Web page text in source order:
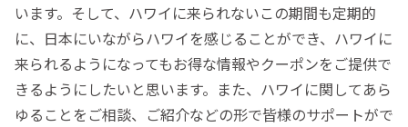
います。そして、ハワイに来られないこの期間も定期的
に、日本にいながらハワイを感じることができ、ハワイに
来られるようになってもお得な情報やクーポンをご提供で
きるようにしたいと思います。また、ハワイに関してあら
ゆることをご相談、ご紹介などの形で皆様のサポートがで